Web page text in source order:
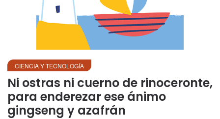
CIENCIA Y TECNOLOGÍA
Ni ostras ni cuerno de rinoceronte,
para enderezar ese ánimo
gingseng y azafrán